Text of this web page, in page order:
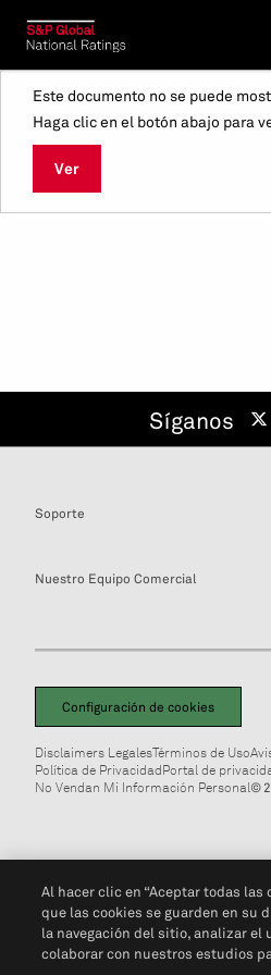
Este documento no se puede
Haga clic en el botón abajo para
Ver
Síganos
Soporte
Nuestro Equipo Comercial
Configuración de cookies
Disclaimers LegalesTérminos de Uso
Política de PrivacidadPortal de
No Vendan Mi Información Personal©
Al hacer clic en “Aceptar todas las
que las cookies se guarden en su
la navegación del sitio, analizar el
colaborar con nuestros estudios